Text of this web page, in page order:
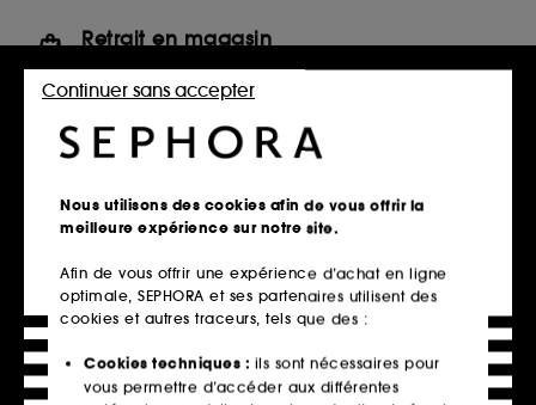
Retrait en magasin
Click & Collect en 2h offert
En savoir plus
Livraison standard offerte
à domicile dès 60€ en France
métropolitaine et Monaco
Explorer l'offre
Paiements sécurisés
En savoir plus
Nous utilisons des cookies afin de vous offrir la
meilleure expérience sur notre site.
Afin de vous offrir une expérience d’achat en ligne
optimale, SEPHORA et ses partenaires utilisent des
cookies et autres traceurs, tels que des :
Cookies techniques : ils sont nécessaires pour
vous permettre d’accéder aux différentes
Continuer sans accepter